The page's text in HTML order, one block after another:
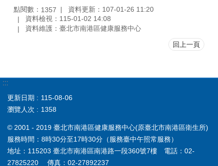
點閱數： 1357
資料更新：107-01-26 11:20
資料檢視：115-01-02 14:08
資料維護：臺北市南港區健康服務中心
回上一頁
:::
更新日期
115-08-06
瀏覽人次
1358
© 2001 - 2019 臺北市南港區健康服務中心(原臺北市南港區衛生所)
服務時間：8時30分至17時30分（服務臺中午照常服務）
地址：115203 臺北市南港區南港路一段360號7樓 電話：02-
27825220 傳真：02-27892237